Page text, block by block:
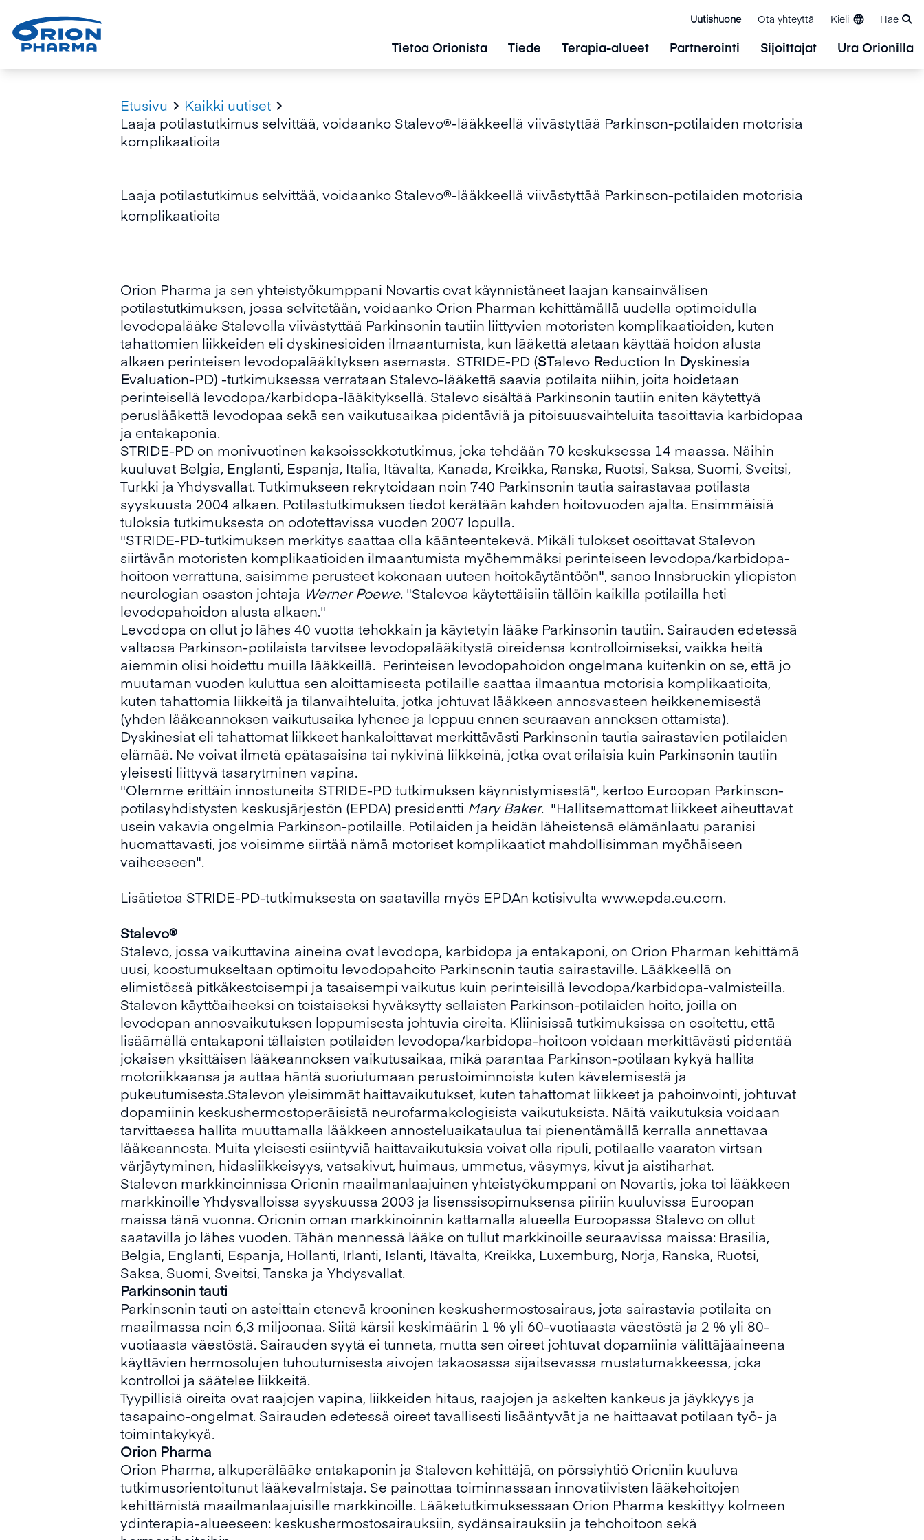
Uutishuone Ota yhteyttä Kieli Hae
Tietoa Orionista Tiede Terapia-alueet Partnerointi Sijoittajat Ura Orionilla
Etusivu  Kaikki uutiset 
Laaja potilastutkimus selvittää, voidaanko Stalevo®-lääkkeellä viivästyttää Parkinson-potilaiden motorisia
komplikaatioita
Laaja potilastutkimus selvittää, voidaanko Stalevo®-lääkkeellä viivästyttää Parkinson-potilaiden motorisia
komplikaatioita
Orion Pharma ja sen yhteistyökumppani Novartis ovat käynnistäneet laajan kansainvälisen
potilastutkimuksen, jossa selvitetään, voidaanko Orion Pharman kehittämällä uudella optimoidulla
levodopalääke Stalevolla viivästyttää Parkinsonin tautiin liittyvien motoristen komplikaatioiden, kuten
tahattomien liikkeiden eli dyskinesioiden ilmaantumista, kun lääkettä aletaan käyttää hoidon alusta
alkaen perinteisen levodopalääkityksen asemasta. STRIDE-PD (STalevo Reduction In Dyskinesia
Evaluation-PD) -tutkimuksessa verrataan Stalevo-lääkettä saavia potilaita niihin, joita hoidetaan
perinteisellä levodopa/karbidopa-lääkityksellä. Stalevo sisältää Parkinsonin tautiin eniten käytettyä
peruslääkettä levodopaa sekä sen vaikutusaikaa pidentäviä ja pitoisuusvaihteluita tasoittavia karbidopaa
ja entakaponia.
STRIDE-PD on monivuotinen kaksoissokkotutkimus, joka tehdään 70 keskuksessa 14 maassa. Näihin
kuuluvat Belgia, Englanti, Espanja, Italia, Itävalta, Kanada, Kreikka, Ranska, Ruotsi, Saksa, Suomi, Sveitsi,
Turkki ja Yhdysvallat. Tutkimukseen rekrytoidaan noin 740 Parkinsonin tautia sairastavaa potilasta
syyskuusta 2004 alkaen. Potilastutkimuksen tiedot kerätään kahden hoitovuoden ajalta. Ensimmäisiä
tuloksia tutkimuksesta on odotettavissa vuoden 2007 lopulla.
"STRIDE-PD-tutkimuksen merkitys saattaa olla käänteentekevä. Mikäli tulokset osoittavat Stalevon
siirtävän motoristen komplikaatioiden ilmaantumista myöhemmäksi perinteiseen levodopa/karbidopa-
hoitoon verrattuna, saisimme perusteet kokonaan uuteen hoitokäytäntöön", sanoo Innsbruckin yliopiston
neurologian osaston johtaja Werner Poewe. "Stalevoa käytettäisiin tällöin kaikilla potilailla heti
levodopahoidon alusta alkaen."
Levodopa on ollut jo lähes 40 vuotta tehokkain ja käytetyin lääke Parkinsonin tautiin. Sairauden edetessä
valtaosa Parkinson-potilaista tarvitsee levodopalääkitystä oireidensa kontrolloimiseksi, vaikka heitä
aiemmin olisi hoidettu muilla lääkkeillä. Perinteisen levodopahoidon ongelmana kuitenkin on se, että jo
muutaman vuoden kuluttua sen aloittamisesta potilaille saattaa ilmaantua motorisia komplikaatioita,
kuten tahattomia liikkeitä ja tilanvaihteluita, jotka johtuvat lääkkeen annosvasteen heikkenemisestä
(yhden lääkeannoksen vaikutusaika lyhenee ja loppuu ennen seuraavan annoksen ottamista).
Dyskinesiat eli tahattomat liikkeet hankaloittavat merkittävästi Parkinsonin tautia sairastavien potilaiden
elämää. Ne voivat ilmetä epätasaisina tai nykivinä liikkeinä, jotka ovat erilaisia kuin Parkinsonin tautiin
yleisesti liittyvä tasarytminen vapina.
"Olemme erittäin innostuneita STRIDE-PD tutkimuksen käynnistymisestä", kertoo Euroopan Parkinson-
potilasyhdistysten keskusjärjestön (EPDA) presidentti Mary Baker. "Hallitsemattomat liikkeet aiheuttavat
usein vakavia ongelmia Parkinson-potilaille. Potilaiden ja heidän läheistensä elämänlaatu paranisi
huomattavasti, jos voisimme siirtää nämä motoriset komplikaatiot mahdollisimman myöhäiseen
vaiheeseen".
Lisätietoa STRIDE-PD-tutkimuksesta on saatavilla myös EPDAn kotisivulta www.epda.eu.com.
Stalevo®
Stalevo, jossa vaikuttavina aineina ovat levodopa, karbidopa ja entakaponi, on Orion Pharman kehittämä
uusi, koostumukseltaan optimoitu levodopahoito Parkinsonin tautia sairastaville. Lääkkeellä on
elimistössä pitkäkestoisempi ja tasaisempi vaikutus kuin perinteisillä levodopa/karbidopa-valmisteilla.
Stalevon käyttöaiheeksi on toistaiseksi hyväksytty sellaisten Parkinson-potilaiden hoito, joilla on
levodopan annosvaikutuksen loppumisesta johtuvia oireita. Kliinisissä tutkimuksissa on osoitettu, että
lisäämällä entakaponi tällaisten potilaiden levodopa/karbidopa-hoitoon voidaan merkittävästi pidentää
jokaisen yksittäisen lääkeannoksen vaikutusaikaa, mikä parantaa Parkinson-potilaan kykyä hallita
motoriikkaansa ja auttaa häntä suoriutumaan perustoiminnoista kuten kävelemisestä ja
pukeutumisesta.Stalevon yleisimmät haittavaikutukset, kuten tahattomat liikkeet ja pahoinvointi, johtuvat
dopamiinin keskushermostoperäisistä neurofarmakologisista vaikutuksista. Näitä vaikutuksia voidaan
tarvittaessa hallita muuttamalla lääkkeen annosteluaikataulua tai pienentämällä kerralla annettavaa
lääkeannosta. Muita yleisesti esiintyviä haittavaikutuksia voivat olla ripuli, potilaalle vaaraton virtsan
värjäytyminen, hidasliikkeisyys, vatsakivut, huimaus, ummetus, väsymys, kivut ja aistiharhat.
Stalevon markkinoinnissa Orionin maailmanlaajuinen yhteistyökumppani on Novartis, joka toi lääkkeen
markkinoille Yhdysvalloissa syyskuussa 2003 ja lisenssisopimuksensa piiriin kuuluvissa Euroopan
maissa tänä vuonna. Orionin oman markkinoinnin kattamalla alueella Euroopassa Stalevo on ollut
saatavilla jo lähes vuoden. Tähän mennessä lääke on tullut markkinoille seuraavissa maissa: Brasilia,
Belgia, Englanti, Espanja, Hollanti, Irlanti, Islanti, Itävalta, Kreikka, Luxemburg, Norja, Ranska, Ruotsi,
Saksa, Suomi, Sveitsi, Tanska ja Yhdysvallat.
Parkinsonin tauti
Parkinsonin tauti on asteittain etenevä krooninen keskushermostosairaus, jota sairastavia potilaita on
maailmassa noin 6,3 miljoonaa. Siitä kärsii keskimäärin 1 % yli 60-vuotiaasta väestöstä ja 2 % yli 80-
vuotiaasta väestöstä. Sairauden syytä ei tunneta, mutta sen oireet johtuvat dopamiinia välittäjäaineena
käyttävien hermosolujen tuhoutumisesta aivojen takaosassa sijaitsevassa mustatumakkeessa, joka
kontrolloi ja säätelee liikkeitä.
Tyypillisiä oireita ovat raajojen vapina, liikkeiden hitaus, raajojen ja askelten kankeus ja jäykkyys ja
tasapaino-ongelmat. Sairauden edetessä oireet tavallisesti lisääntyvät ja ne haittaavat potilaan työ- ja
toimintakykyä.
Orion Pharma
Orion Pharma, alkuperälääke entakaponin ja Stalevon kehittäjä, on pörssiyhtiö Orioniin kuuluva
tutkimusorientoitunut lääkevalmistaja. Se painottaa toiminnassaan innovatiivisten lääkehoitojen
kehittämistä maailmanlaajuisille markkinoille. Lääketutkimuksessaan Orion Pharma keskittyy kolmeen
ydinterapia-alueeseen: keskushermostosairauksiin, sydänsairauksiin ja tehohoitoon sekä